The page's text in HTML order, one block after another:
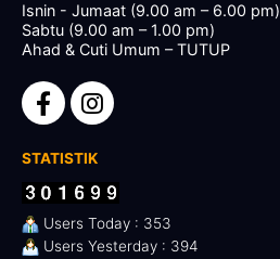
Isnin - Jumaat (9.00 am – 6.00 pm)
Sabtu (9.00 am – 1.00 pm)
Ahad & Cuti Umum – TUTUP
STATISTIK
Users Today : 353
Users Yesterday : 394